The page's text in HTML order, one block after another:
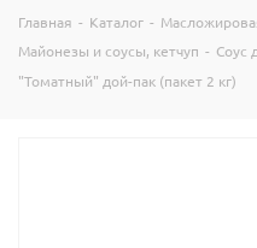
Главная - Каталог -
Майонезы и соусы, кетчуп - Соус
"Томатный" дой-пак (пакет 2 кг)